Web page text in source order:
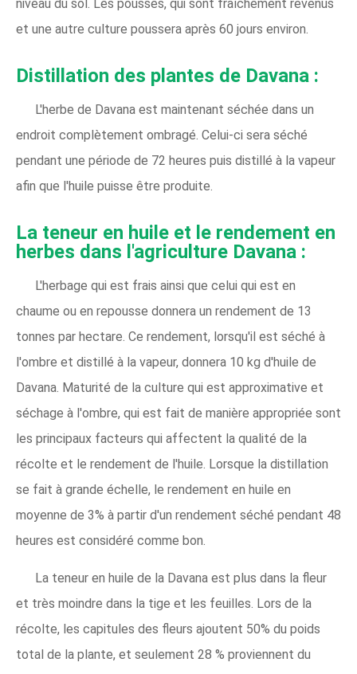
niveau du sol. Les pousses, qui sont fraîchement revenus
et une autre culture poussera après 60 jours environ.
Distillation des plantes de Davana :
L'herbe de Davana est maintenant séchée dans un
endroit complètement ombragé. Celui-ci sera séché
pendant une période de 72 heures puis distillé à la vapeur
afin que l'huile puisse être produite.
La teneur en huile et le rendement en
herbes dans l'agriculture Davana :
L'herbage qui est frais ainsi que celui qui est en
chaume ou en repousse donnera un rendement de 13
tonnes par hectare. Ce rendement, lorsqu'il est séché à
l'ombre et distillé à la vapeur, donnera 10 kg d'huile de
Davana. Maturité de la culture qui est approximative et
séchage à l'ombre, qui est fait de manière appropriée sont
les principaux facteurs qui affectent la qualité de la
récolte et le rendement de l'huile. Lorsque la distillation
se fait à grande échelle, le rendement en huile en
moyenne de 3% à partir d'un rendement séché pendant 48
heures est considéré comme bon.
La teneur en huile de la Davana est plus dans la fleur
et très moindre dans la tige et les feuilles. Lors de la
récolte, les capitules des fleurs ajoutent 50% du poids
total de la plante, et seulement 28 % proviennent du